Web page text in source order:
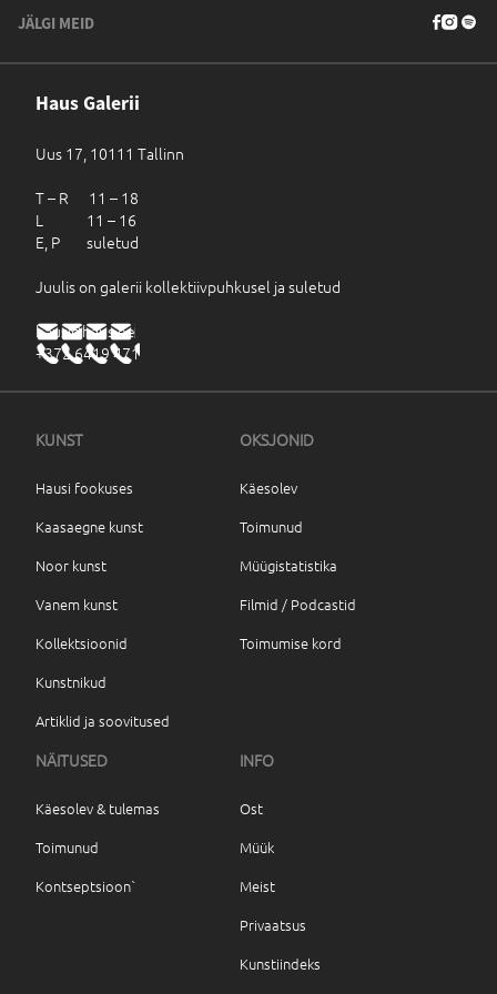
JÄLGI MEID
Haus Galerii
Uus 17, 10111 Tallinn
T – R 11 – 18
L 11 – 16
E, P suletud
Juulis on galerii kollektiivpuhkusel ja suletud
haus@haus.ee
+372 6419 471
KUNST
Hausi fookuses
Kaasaegne kunst
Noor kunst
Vanem kunst
Kollektsioonid
Kunstnikud
Artiklid ja soovitused
OKSJONID
Käesolev
Toimunud
Müügistatistika
Filmid / Podcastid
Toimumise kord
NÄITUSED
Käesolev & tulemas
Toimunud
Kontseptsioon`
INFO
Ost
Müük
Meist
Privaatsus
Kunstiindeks